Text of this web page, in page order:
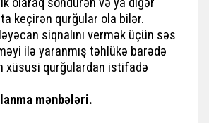
keçirən qurğular ola bilər.
siqnalını vermək üçün səs
ilə yaranmış təhlükə barədə
xüsusi qurğulardan istifadə
mənbələri.